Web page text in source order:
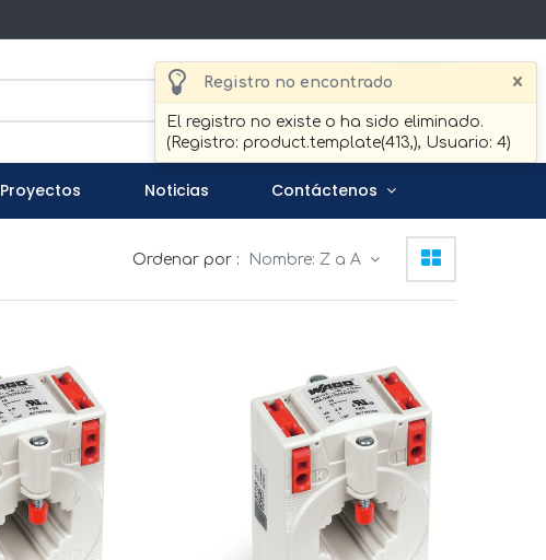
Registro no encontrado ×
El registro no existe o ha sido eliminado.
(Registro: product.template(413,), Usuario: 4)
Buscar
Proyectos Noticias Contáctenos
Ordenar por : Nombre: Z a A